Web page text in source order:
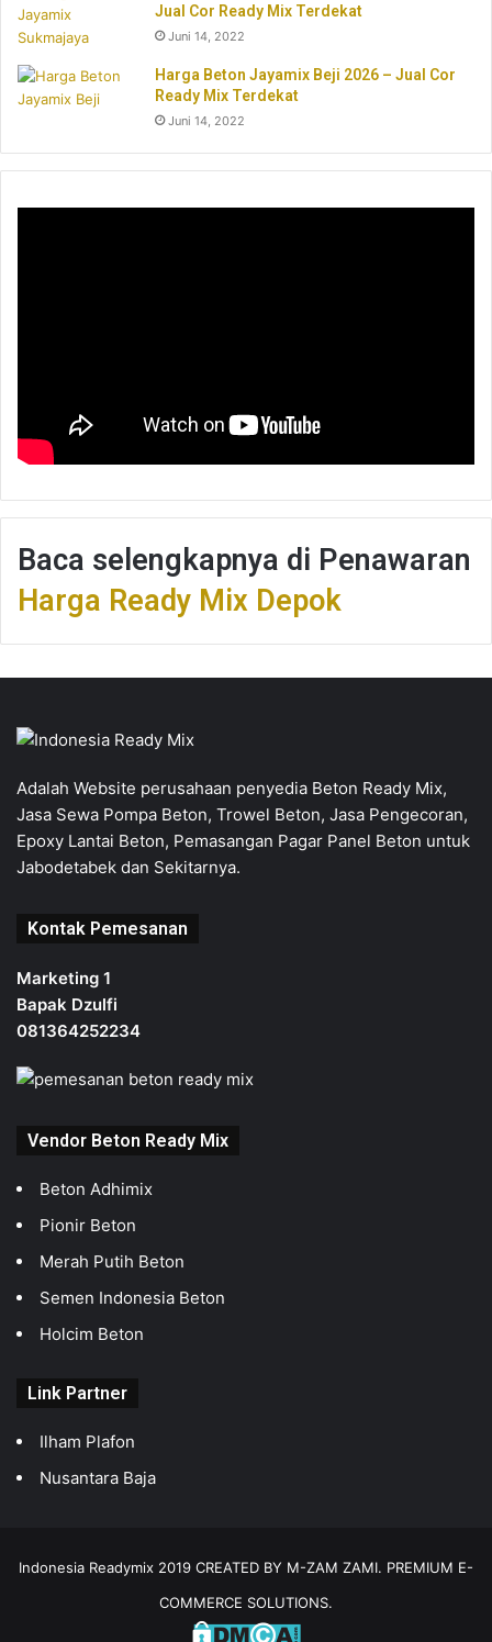
Jual Cor Ready Mix Terdekat
Juni 14, 2022
Harga Beton Jayamix Beji 2026 – Jual Cor
Ready Mix Terdekat
Juni 14, 2022
Baca selengkapnya di Penawaran
Harga Ready Mix Depok
Adalah Website perusahaan penyedia Beton Ready Mix,
Jasa Sewa Pompa Beton, Trowel Beton, Jasa Pengecoran,
Epoxy Lantai Beton, Pemasangan Pagar Panel Beton untuk
Jabodetabek dan Sekitarnya.
Kontak Pemesanan
Marketing 1
Bapak Dzulfi
081364252234
Vendor Beton Ready Mix
Beton Adhimix
Pionir Beton
Merah Putih Beton
Semen Indonesia Beton
Holcim Beton
Link Partner
Ilham Plafon
Nusantara Baja
Indonesia Readymix 2019 CREATED BY M-ZAM ZAMI. PREMIUM E-
COMMERCE SOLUTIONS.